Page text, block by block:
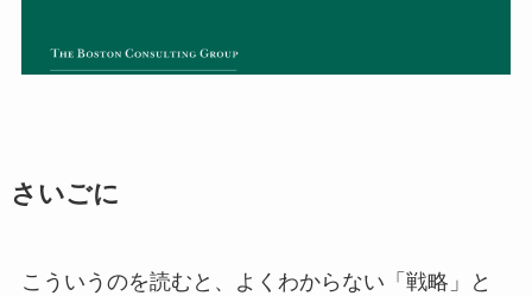
さいごに
こういうのを読むと、よくわからない「戦略」と